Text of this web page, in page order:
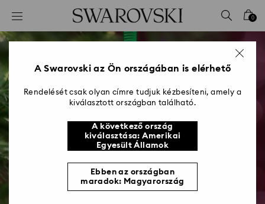
Hozzáférési-kulcs lista
0 - Fejléc
2 - Lábléc
0
A Swarovski az Ön országában is elérhető
Rendelését csak olyan címre tudjuk kézbesíteni, amely a
kiválasztott országban található.
A következő ország
kiválasztása: Amerikai
Egyesült Államok
Ebben az országban
maradok: Magyarország